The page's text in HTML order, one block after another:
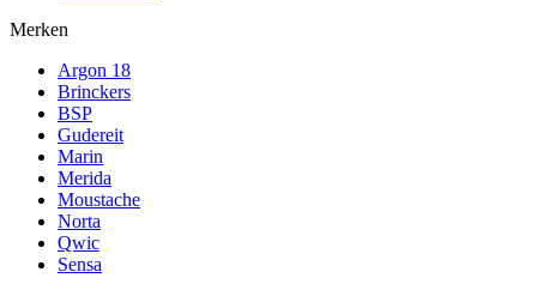
Merken
Argon 18
Brinckers
BSP
Gudereit
Marin
Merida
Moustache
Norta
Qwic
Sensa